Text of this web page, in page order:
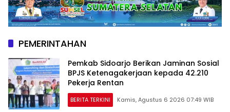
PEMERINTAHAN
Pemkab Sidoarjo Berikan Jaminan Sosial
BPJS Ketenagakerjaan kepada 42.210
Pekerja Rentan
BERITA TERKINI Kamis, Agustus 6 2026 07:49 WIB